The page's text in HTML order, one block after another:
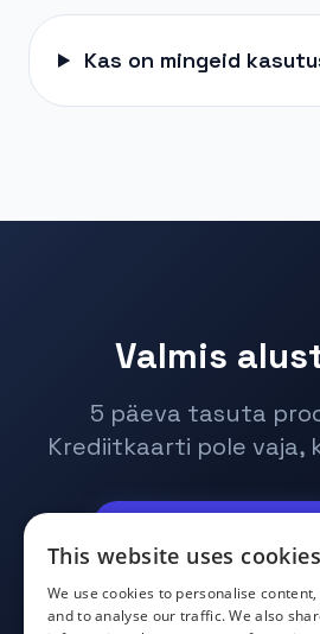
Kas on mingeid
Valmis
5 päeva tasuta
Krediitkaarti pole vaja,
Alusta tasuta
This website uses cookies
We use cookies to personalise content,
and to analyse our traffic. We also